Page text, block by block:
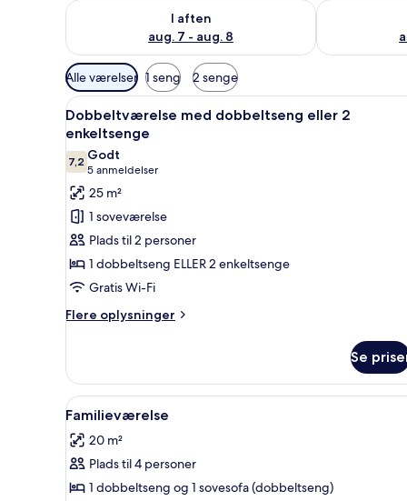
I aften
aug. 7 - aug. 8
Tjek tilgængelighed for i aften aug. 7 - aug. 8
Tjek
Tilgængelige
filtre
for
værelser
Alle værelser 1 seng 2 senge
Indlæs
alle
billeder
af
Dobbeltværelse
med
dobbeltseng
eller
2
enkeltsenge
Et hotelværelse med seng,
6
Dobbeltværelse med dobbeltseng eller 2
enkeltsenge
7,27,2 ud af 10
Godt
5 anmeldelser
(5
anmeldelser)
25 m²
1 soveværelse
Plads til 2 personer
1 dobbeltseng ELLER 2 enkeltsenge
Gratis Wi-Fi
Flere oplysninger
Flere
med
dobbeltseng
eller
enkeltsenge
Se
Indlæs
alle
billeder
af
Familieværelse
Et moderne badeværelse
3
Familieværelse
20 m²
Plads til 4 personer
1 dobbeltseng og 1 sovesofa (dobbeltseng)